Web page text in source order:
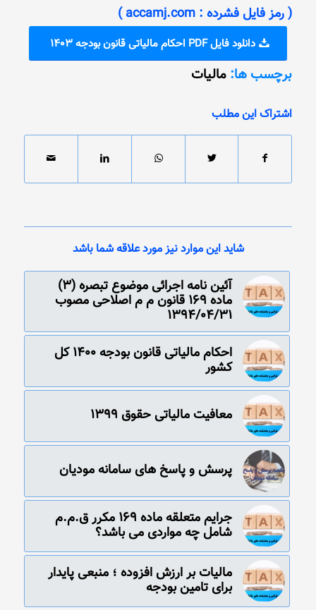
( رمز فایل فشرده : accamj.com )
دانلود فایل PDF احکام مالیاتی قانون بودجه 1403
برچسب ها: مالیات
اشتراک این مطلب
شاید این موارد نیز مورد علاقه شما باشد
آئین نامه اجرائی موضوع تبصره (3)
ماده 169 قانون م م اصلاحی مصوب
1394/04/31
احکام مالیاتی قانون بودجه 1400 کل
کشور
معافیت مالیاتی حقوق 1399
پرسش و پاسخ های سامانه مودیان
جرایم متعلقه ماده 169 مکرر ق.م.م
شامل چه مواردی می باشد؟
مالیات بر ارزش افزوده ؛ منبعی پایدار
برای تامین بودجه